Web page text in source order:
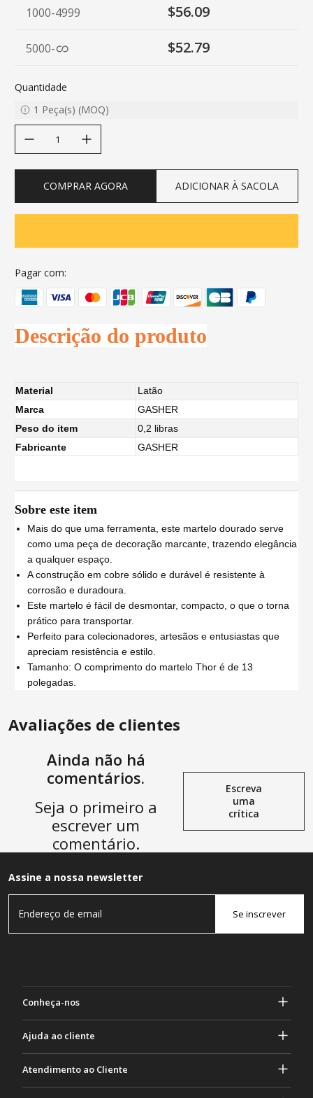
1000-4999 $56.09
5000- $52.79
Quantidade
1 Peça(s) (MOQ)
COMPRAR AGORA ADICIONAR À SACOLA
Pagar com:
Descrição do produto
Material
Latão
Marca
GASHER
Peso do item
0,2 libras
Fabricante
GASHER
Sobre este item
Mais do que uma ferramenta, este martelo dourado serve
como uma peça de decoração marcante, trazendo elegância
a qualquer espaço.
A construção em cobre sólido e durável é resistente à
corrosão e duradoura.
Este martelo é fácil de desmontar, compacto, o que o torna
prático para transportar.
Perfeito para colecionadores, artesãos e entusiastas que
apreciam resistência e estilo.
Tamanho: O comprimento do martelo Thor é de 13
polegadas.
Avaliações de clientes
Ainda não há
comentários.
Seja o primeiro a
escrever um
comentário.
Escreva
uma
crítica
Assine a nossa newsletter
Se inscrever
Conheça-nos
Termos e Condições
Ajuda ao cliente
Atendimento ao Cliente